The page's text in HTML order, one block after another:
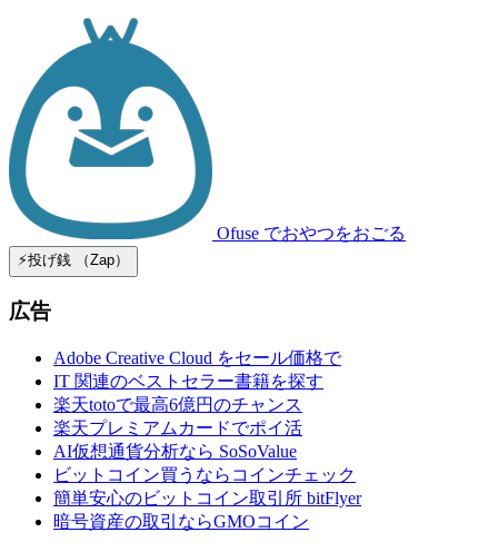
Ofuse でおやつをおごる
⚡️投げ銭 （Zap）
広告
Adobe Creative Cloud をセール価格で
IT 関連のベストセラー書籍を探す
楽天totoで最高6億円のチャンス
楽天プレミアムカードでポイ活
AI仮想通貨分析なら SoSoValue
ビットコイン買うならコインチェック
簡単安心のビットコイン取引所 bitFlyer
暗号資産の取引ならGMOコイン